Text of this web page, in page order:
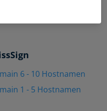
aux exigences
6 - 10 Hostnamen
1 - 5 Hostnamen